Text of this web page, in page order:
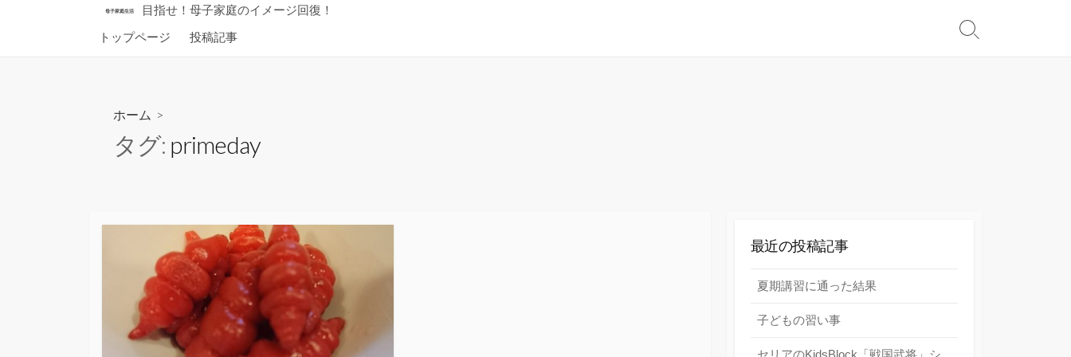
母子家庭生活 目指せ！母子家庭のイメージ回復！
トップページ 投稿記事
検
ホーム >
タグ: primeday
最近の投稿記事
夏期講習に通った結果
子どもの習い事